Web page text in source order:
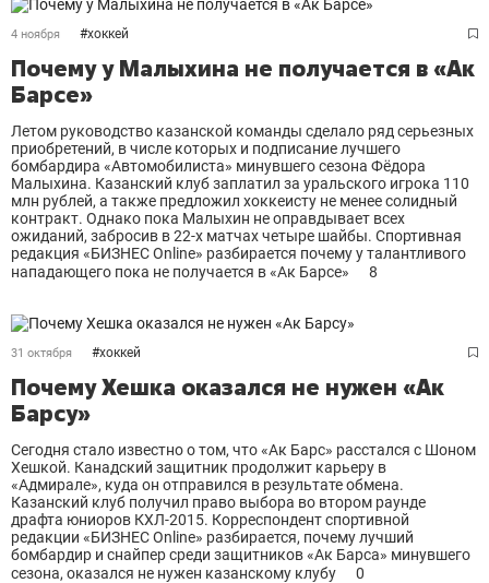
4 ноября #хоккей
Почему у Малыхина не получается в «Ак
Барсе»
Летом руководство казанской команды сделало ряд серьезных
приобретений, в числе которых и подписание лучшего
бомбардира «Автомобилиста» минувшего сезона Фёдора
Малыхина. Казанский клуб заплатил за уральского игрока 110
млн рублей, а также предложил хоккеисту не менее солидный
контракт. Однако пока Малыхин не оправдывает всех
ожиданий, забросив в 22-х матчах четыре шайбы. Спортивная
редакция «БИЗНЕС Online» разбирается почему у талантливого
нападающего пока не получается в «Ак Барсе»
8
31 октября #хоккей
Почему Хешка оказался не нужен «Ак
Барсу»
Сегодня стало известно о том, что «Ак Барс» расстался с Шоном
Хешкой. Канадский защитник продолжит карьеру в
«Адмирале», куда он отправился в результате обмена.
Казанский клуб получил право выбора во втором раунде
драфта юниоров КХЛ-2015. Корреспондент спортивной
редакции «БИЗНЕС Online» разбирается, почему лучший
бомбардир и снайпер среди защитников «Ак Барса» минувшего
сезона, оказался не нужен казанскому клубу
0